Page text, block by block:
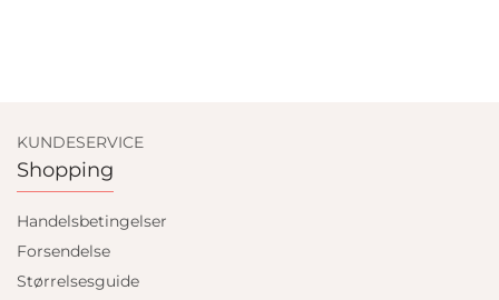
KUNDESERVICE
Shopping
Handelsbetingelser
Forsendelse
Størrelsesguide